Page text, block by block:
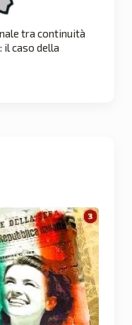
tra continuità
caso della